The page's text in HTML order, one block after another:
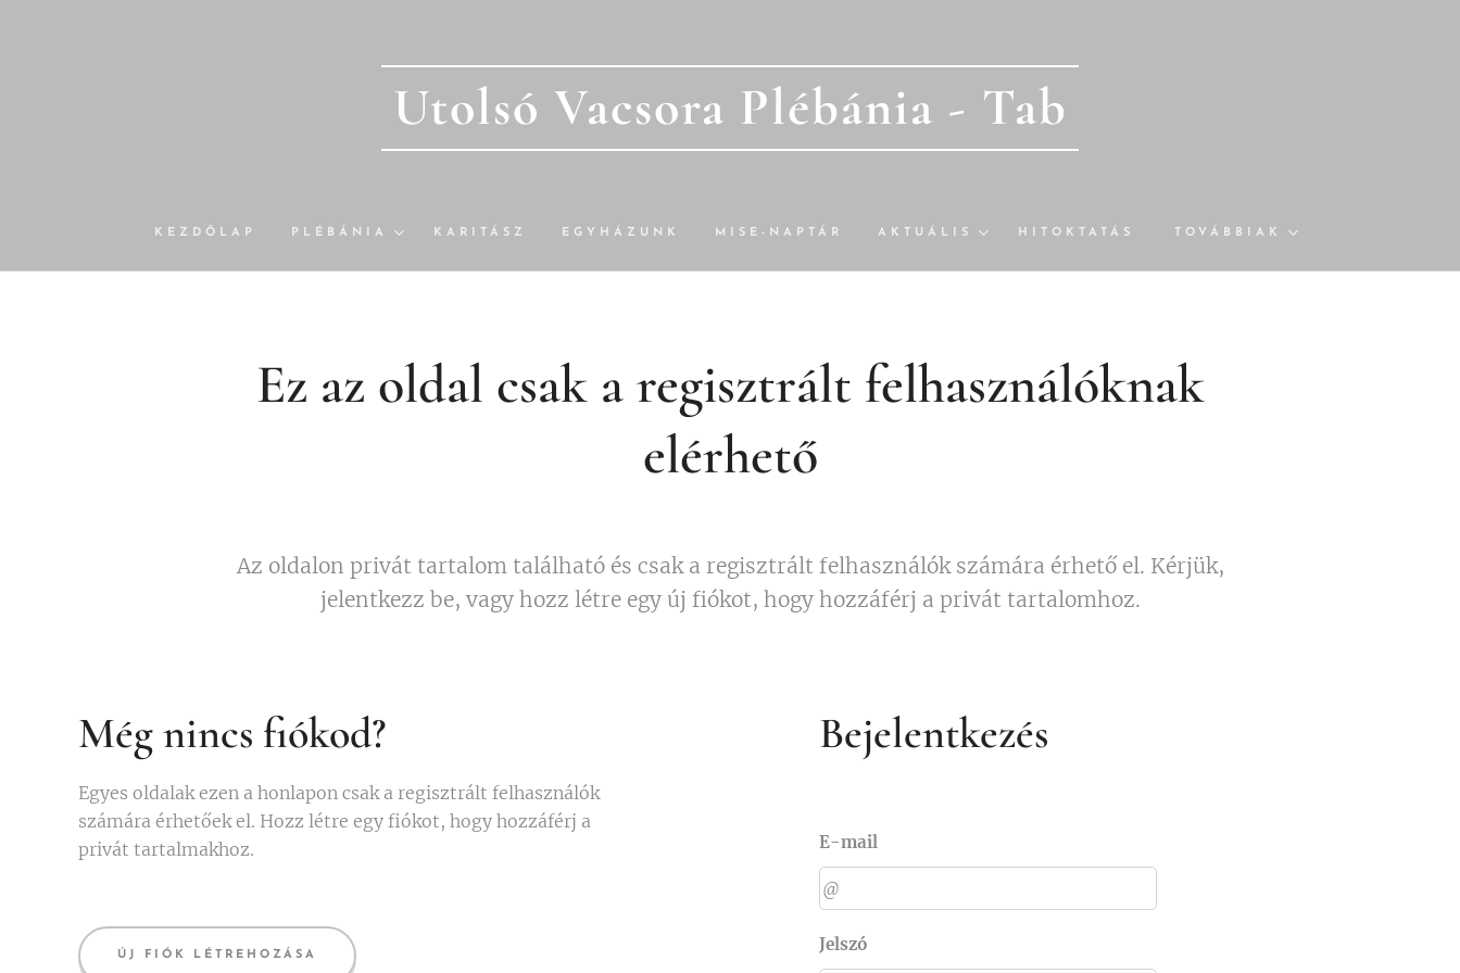
Utolsó Vacsora Plébánia - Tab
KEZDŐLAP PLÉBÁNIA KARITÁSZ EGYHÁZUNK MISE-NAPTÁR AKTUÁLIS HITOKTATÁS TOVÁBBIAK
Ez az oldal csak a regisztrált felhasználóknak
elérhető
Az oldalon privát tartalom található és csak a regisztrált felhasználók számára érhető el. Kérjük,
jelentkezz be, vagy hozz létre egy új fiókot, hogy hozzáférj a privát tartalomhoz.
Még nincs fiókod?
Egyes oldalak ezen a honlapon csak a regisztrált felhasználók
számára érhetőek el. Hozz létre egy fiókot, hogy hozzáférj a
privát tartalmakhoz.
ÚJ FIÓK LÉTREHOZÁSA
Bejelentkezés
E-mail
Jelszó